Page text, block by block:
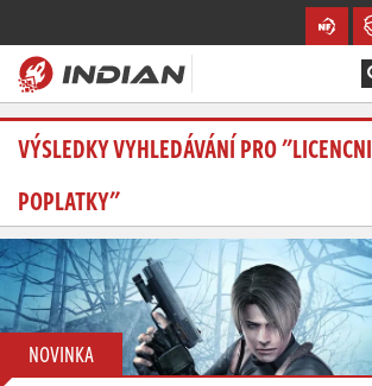
Magazín
Recenze
Videa
Soutěže
Databáze
VÝSLEDKY VYHLEDÁVÁNÍ PRO "LICENCNI
POPLATKY"
NOVINKA